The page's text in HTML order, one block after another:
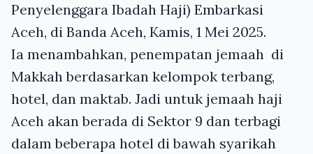
Penyelenggara Ibadah Haji) Embarkasi
Aceh, di Banda Aceh, Kamis, 1 Mei 2025.
Ia menambahkan, penempatan jemaah di
Makkah berdasarkan kelompok terbang,
hotel, dan maktab. Jadi untuk jemaah haji
Aceh akan berada di Sektor 9 dan terbagi
dalam beberapa hotel di bawah syarikah